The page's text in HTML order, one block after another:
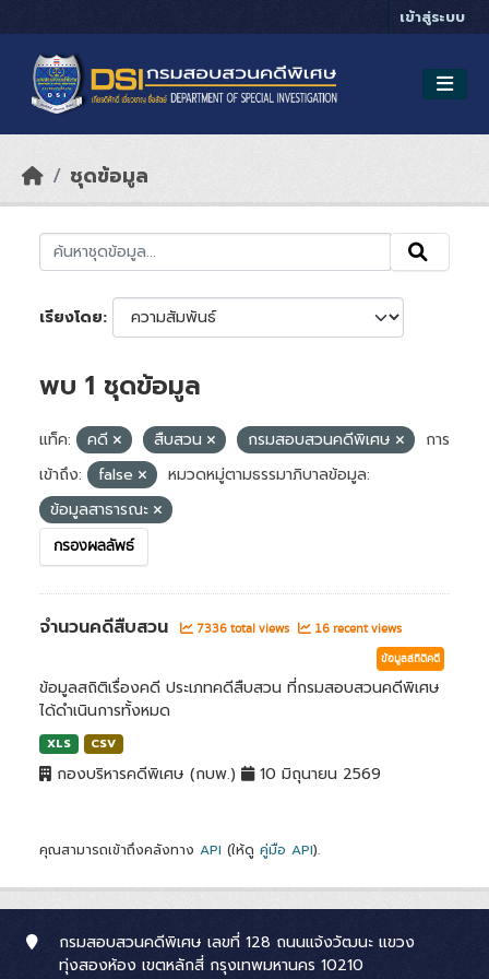
เข้าสู่ระบบ
ชุดข้อมูล
เรียงโดย
พบ 1 ชุดข้อมูล
แท็ค: คดี สืบสวน กรมสอบสวนคดีพิเศษ
การ
เข้าถึง:
false
หมวดหมู่ตามธรรมาภิบาลข้อมูล:
ข้อมูลสาธารณะ
กรองผลลัพธ์
จำนวนคดีสืบสวน 7336 total views 16 recent views
ข้อมูลสถิติคดี
ข้อมูลสถิติเรื่องคดี ประเภทคดีสืบสวน ที่กรมสอบสวนคดีพิเศษ
ได้ดำเนินการทั้งหมด
XLS CSV
กองบริหารคดีพิเศษ (กบพ.) 10 มิถุนายน 2569
คุณสามารถเข้าถึงคลังทาง API (ให้ดู คู่มือ API).
กรมสอบสวนคดีพิเศษ เลขที่ 128 ถนนแจ้งวัฒนะ แขวง
ทุ่งสองห้อง เขตหลักสี่ กรุงเทพมหานคร 10210